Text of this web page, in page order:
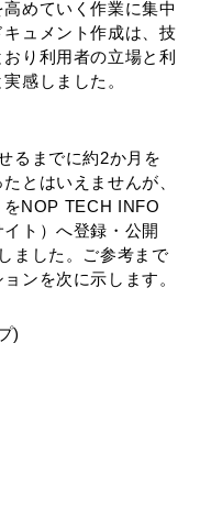
めていく作業に集中
ュメント作成は、技
り利用者の立場と利
感しました。
るまでに約2か月を
とはいえませんが、
NOP TECH INFO
ト）へ登録・公開
ました。ご参考まで
ンを次に示します。
)